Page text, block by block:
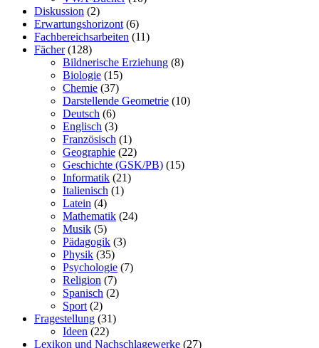
Diskussion (2)
Erwartungshorizont (6)
Fachbereichsarbeiten (11)
Fächer(128)
Bildnerische Erziehung (8)
Biologie (15)
Chemie (37)
Darstellende Geometrie (10)
Deutsch (6)
Englisch (3)
Französisch (1)
Geographie (22)
Geschichte (GSK/PB) (15)
Informatik (21)
Italienisch (1)
Latein (4)
Mathematik (24)
Musik (5)
Pädagogik (3)
Physik (35)
Psychologie (7)
Religion (7)
Spanisch (2)
Sport (2)
Fragestellung (31)
Ideen (22)
Lexikon und Nachschlagewerke (27)